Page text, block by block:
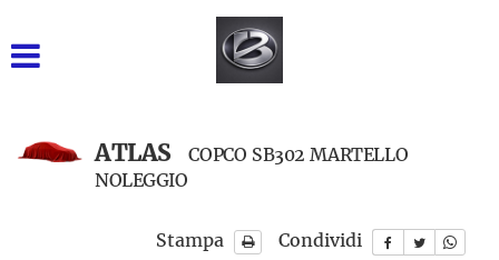
INIZIALE
USATO DISPONIBILE
NOLEGGIO BREVE TERMINE
ATLAS
COPCO SB302 MARTELLO
NOLEGGIO
Stampa Condividi